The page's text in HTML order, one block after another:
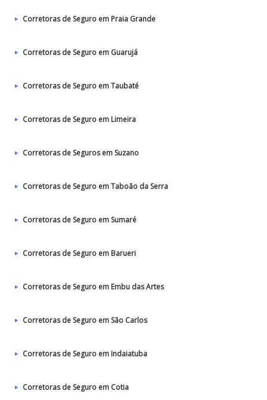
Corretoras de Seguro em Praia Grande
Corretoras de Seguro em Guarujá
Corretoras de Seguro em Taubaté‎
Corretoras de Seguro em Limeira
Corretoras de Seguros em Suzano
Corretoras de Seguro em Taboão da Serra
Corretoras de Seguro em Sumaré
Corretoras de Seguro em Barueri
Corretoras de Seguro em Embu das Artes
Corretoras de Seguro em São Carlos
Corretoras de Seguro em Indaiatuba
Corretoras de Seguro em Cotia